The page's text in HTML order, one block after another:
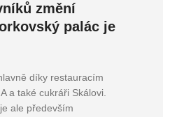
změní
palác je
díky restauracím
a také cukráři Skálovi.
ale především